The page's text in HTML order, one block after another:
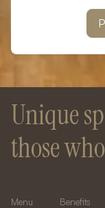
Unique
those
Menu Benefits